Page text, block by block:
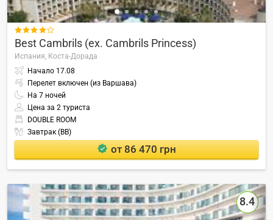

Best Cambrils (ex. Cambrils Princess)
Испания, Коста-Дорада
Начало 17.08
Перелет включен (из Варшава)
На 7 ночей
Цена за 2 туриста
DOUBLE ROOM
Завтрак (BB)
от 86 470 грн
8.4